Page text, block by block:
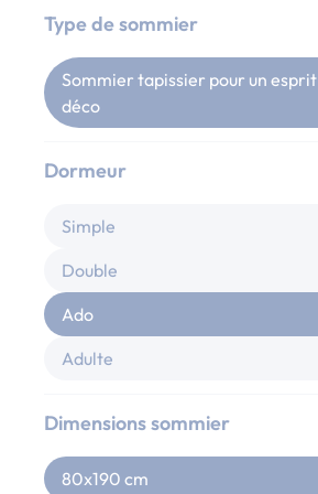
Type de sommier
Sommier tapissier pour un esprit
déco
Dormeur
Simple
Double
Ado
Adulte
Dimensions sommier
80x190 cm